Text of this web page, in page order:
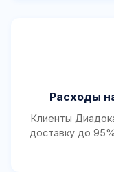
Расходы
Клиенты
доставку до